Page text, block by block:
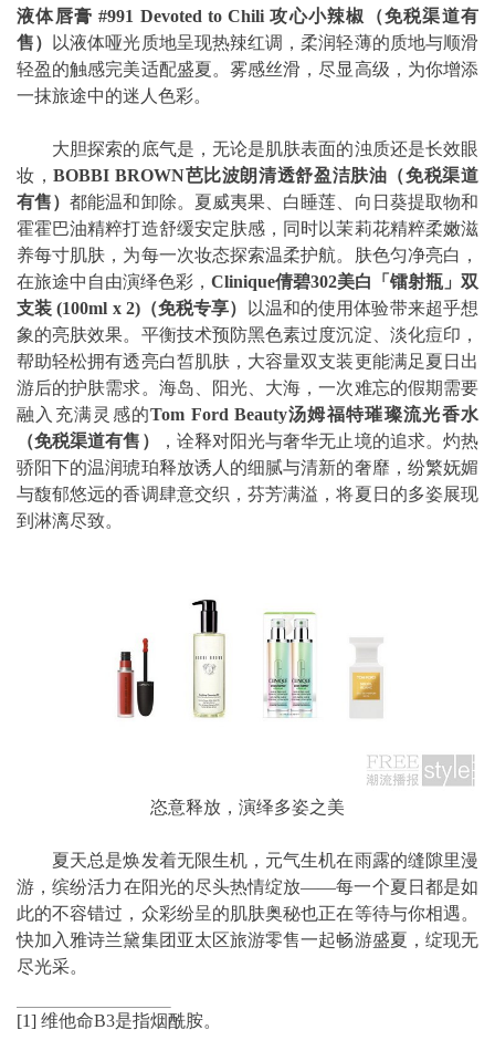
液体唇膏 #991 Devoted to Chili攻心小辣椒（免税渠道有
售）
以液体哑光质地呈现热辣红调，柔润轻薄的质地与顺滑
轻盈的触感完美适配盛夏。雾感丝滑，尽显高级，为你增添
一抹旅途中的迷人色彩。
大胆探索的底气是，无论是肌肤表面的浊质还是长效眼
妆，BOBBI BROWN芭比波朗清透舒盈洁肤油（免税渠道
有售）都能温和卸除。夏威夷果、白睡莲、向日葵提取物和
霍霍巴油精粹打造舒缓安定肤感，同时以茉莉花精粹柔嫩滋
养每寸肌肤，为每一次妆态探索温柔护航。肤色匀净亮白，
在旅途中自由演绎色彩， Clinique倩碧302美白「镭射瓶」双
支装 (100ml x 2)（免税专享）
以温和的使用体验带来超乎想
象的亮肤效果。平衡技术预防黑色素过度沉淀、淡化痘印，
帮助轻松拥有透亮白皙肌肤，大容量双支装更能满足夏日出
游后的护肤需求。海岛、阳光、大海，一次难忘的假期需要
融入充满灵感的Tom Ford Beauty汤姆福特璀璨流光香水
（免税渠道有售）
，诠释对阳光与奢华无止境的追求。灼热
骄阳下的温润琥珀释放诱人的细腻与清新的奢靡，纷繁妩媚
与馥郁悠远的香调肆意交织，芬芳满溢，将夏日的多姿展现
到淋漓尽致。
恣意释放，演绎多姿之美
夏天总是焕发着无限生机，元气生机在雨露的缝隙里漫
游，缤纷活力在阳光的尽头热情绽放——每一个夏日都是如
此的不容错过，众彩纷呈的肌肤奥秘也正在等待与你相遇。
快加入雅诗兰黛集团亚太区旅游零售一起畅游盛夏，绽现无
尽光采。
[1] 维他命B3是指烟酰胺。